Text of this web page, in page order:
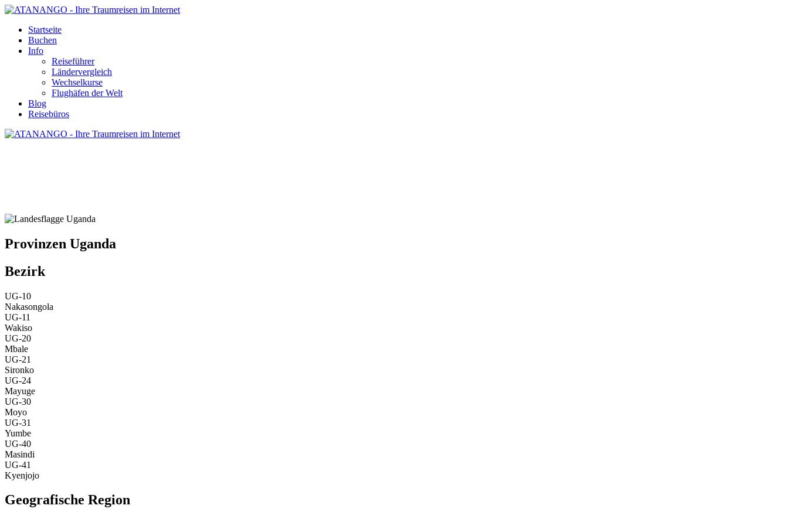
Startseite
Buchen
Info
Reiseführer
Ländervergleich
Wechselkurse
Flughäfen der Welt
Blog
Reisebüros
Provinzen Uganda
Bezirk
UG-10
Nakasongola
UG-11
Wakiso
UG-20
Mbale
UG-21
Sironko
UG-24
Mayuge
UG-30
Moyo
UG-31
Yumbe
UG-40
Masindi
UG-41
Kyenjojo
Geografische Region